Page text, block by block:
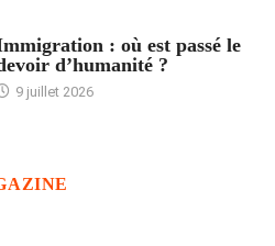
: où est passé le
d’humanité ?
9 juillet 2026